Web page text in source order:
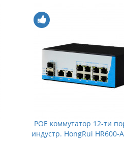
POE коммутатор 12-ти
индустр. HongRui HR600-